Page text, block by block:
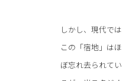
しかし、現代では
この「宿地」はほ
ぼ忘れ去られてい